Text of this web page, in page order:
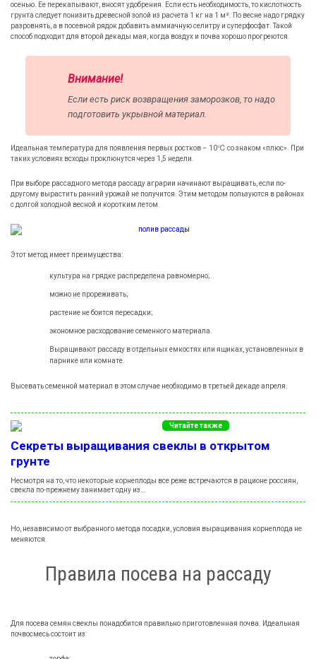
осенью. Ее перекапывают, вносят удобрения. Если есть необходимость, то кислотность
грунта следует понизить древесной золой из расчета 1 кг на 1 м². По весне надо грядку
разровнять, а в посевной рядок добавить аммиачную селитру и суперфосфат. Такой
способ подходит для второй декады мая, когда воздух и почва хорошо прогреются.
Внимание!
Если есть риск возвращения заморозков, то надо
подготовить укрывной материал.
Идеальная температура для появления первых ростков – 10℃ со знаком «плюс». При
таких условиях всходы проклюнутся через 1,5 недели.
При выборе рассадного метода рассаду аграрии начинают выращивать, если по-
другому вырастить ранний урожай не получится. Этим методом пользуются в районах
с долгой холодной весной и коротким летом.
Этот метод имеет преимущества:
культура на грядке распределена равномерно;
можно не прореживать;
растение не боится пересадки;
экономное расходование семенного материала.
Выращивают рассаду в отдельных емкостях или ящиках, установленных в
парнике или комнате.
Высевать семенной материал в этом случае необходимо в третьей декаде апреля.
Читайте также
Секреты выращивания свеклы в открытом
грунте
Несмотря на то, что некоторые корнеплоды все реже встречаются в рационе россиян,
свекла по-прежнему занимает одну из…
Но, независимо от выбранного метода посадки, условия выращивания корнеплода не
меняются.
Правила посева на рассаду
Для посева семян свеклы понадобится правильно приготовленная почва. Идеальная
почвосмесь состоит из: